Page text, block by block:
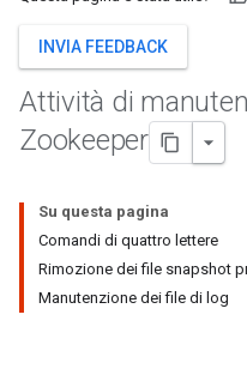
INVIA FEEDBACK
Attività di
Zookeeper
Su questa pagina
Comandi di quattro lettere
Rimozione dei file snapshot
Manutenzione dei file di log